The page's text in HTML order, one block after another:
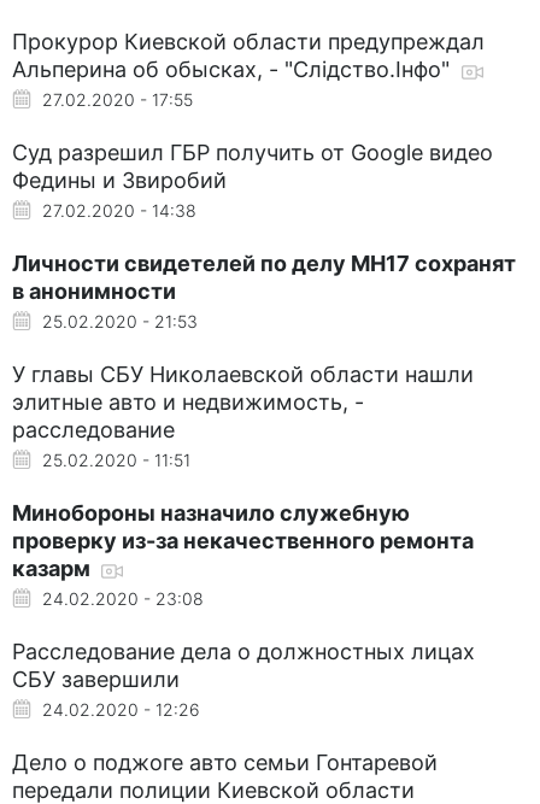
Прокурор Киевской области предупреждал
Альперина об обысках, - "Слідство.Інфо"
27.02.2020 - 17:55
Суд разрешил ГБР получить от Google видео
Федины и Звиробий
27.02.2020 - 14:38
Личности свидетелей по делу МН17 сохранят
в анонимности
25.02.2020 - 21:53
У главы СБУ Николаевской области нашли
элитные авто и недвижимость, -
расследование
25.02.2020 - 11:51
Минобороны назначило служебную
проверку из-за некачественного ремонта
казарм
24.02.2020 - 23:08
Расследование дела о должностных лицах
СБУ завершили
24.02.2020 - 12:26
Дело о поджоге авто семьи Гонтаревой
передали полиции Киевской области